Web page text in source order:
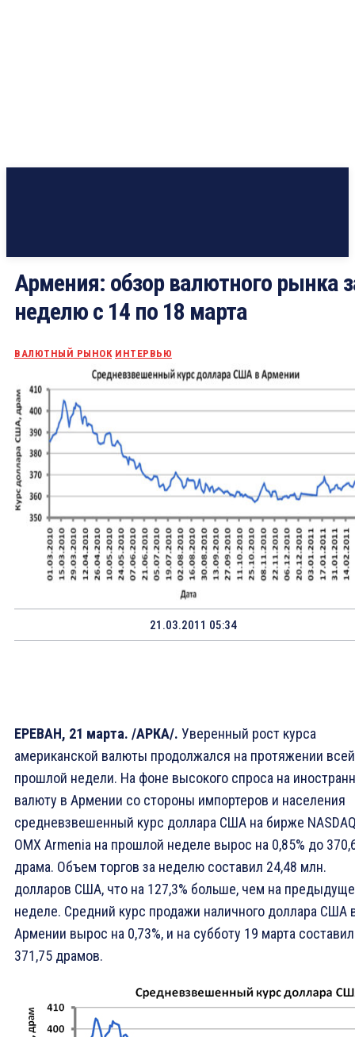
Армения: обзор валютного рынка
неделю с 14 по 18 марта
ВАЛЮТНЫЙ РЫНОК ИНТЕРВЬЮ
21.03.2011 05:34
ЕРЕВАН, 21 марта. /АРКА/. Уверенный рост курса
американской валюты продолжался на протяжении всей
прошлой недели. На фоне высокого спроса на
валюту в Армении со стороны импортеров и населения
средневзвешенный курс доллара США на бирже
OMX Armenia на прошлой неделе вырос на 0,85% до
драма. Объем торгов за неделю составил 24,48 млн.
долларов США, что на 127,3% больше, чем на
неделе. Cредний курс продажи наличного доллара США
Армении вырос на 0,73%, и на субботу 19 марта составил
371,75 драмов.